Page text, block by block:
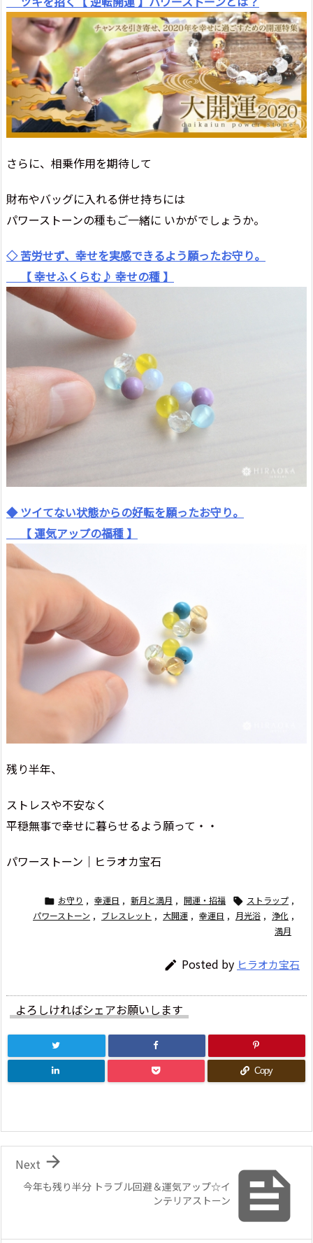
さらに、相乗作用を期待して
財布やバッグに入れる併せ持ちには
パワーストーンの種もご一緒に いかがでしょうか。
◇ 苦労せず、幸せを実感できるよう願ったお守り。
【 幸せふくらむ♪ 幸せの種 】
◆ ツイてない状態からの好転を願ったお守り。
【 運気アップの福種 】
残り半年、
ストレスや不安なく
平穏無事で幸せに暮らせるよう願って・・
パワーストーン｜ヒラオカ宝石
 お守り , 幸運日 , 新月と満月 , 開運・招福  ストラップ ,
パワーストーン , ブレスレット , 大開運 , 幸運日 , 月光浴 , 浄化 ,
満月
 Posted by ヒラオカ宝石
よろしければシェアお願いします
Copy

今年も残り半分 トラブル回避＆運気アップ☆イ
ンテリアストーン

Next